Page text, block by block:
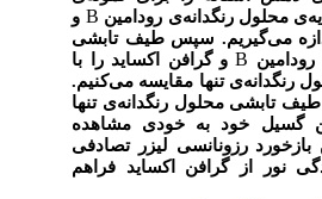
محلول رنگدانه‌ی رودامینB و
می‌گیریم. سپس طیف تابشی
B و گرافن اکساید را با
تنها مقایسه می‌کنیم.
تابشی محلول رنگدانه‌ی تنها
گسیل خود به خودی مشاهده
رزونانسی لیزر تصادفی
نور از گرافن اکساید فراهم